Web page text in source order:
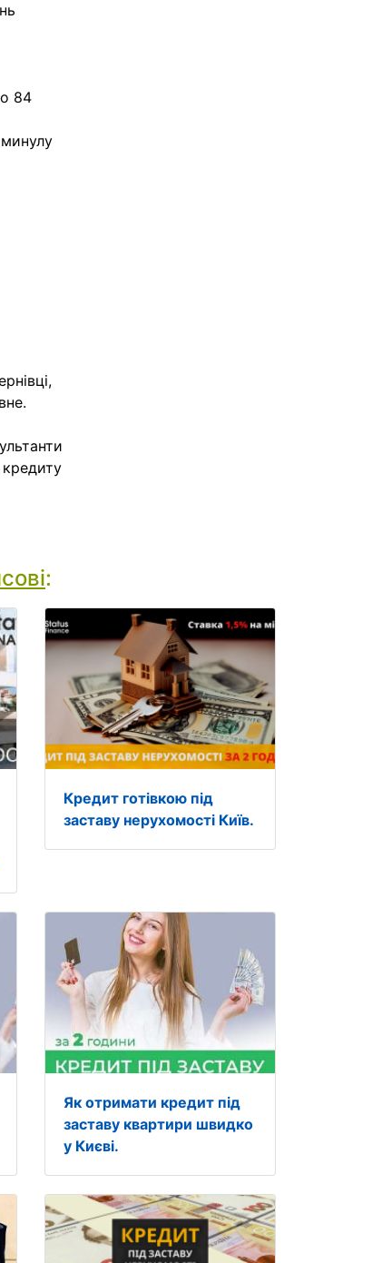
84
кредиту
:
Кредит готівкою під
заставу нерухомості Київ.
Як отримати кредит під
заставу квартири швидко
у Києві.